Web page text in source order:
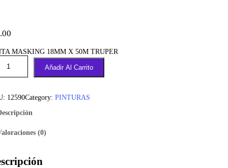
MASKING 18MM X 50M TRUPER
Añadir Al Carrito
12590Category: PINTURAS
(0)